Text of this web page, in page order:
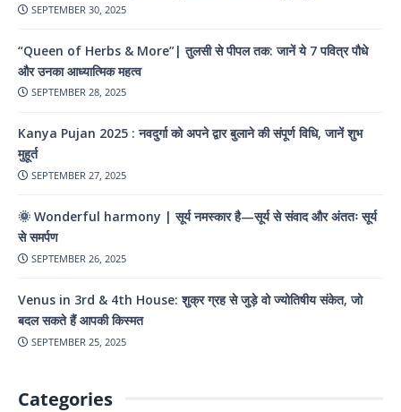
SEPTEMBER 30, 2025
“Queen of Herbs & More”| तुलसी से पीपल तक: जानें ये 7 पवित्र पौधे
और उनका आध्यात्मिक महत्व
SEPTEMBER 28, 2025
Kanya Pujan 2025 : नवदुर्गा को अपने द्वार बुलाने की संपूर्ण विधि, जानें शुभ
मुहूर्त
SEPTEMBER 27, 2025
🌞 Wonderful harmony | सूर्य नमस्कार है—सूर्य से संवाद और अंततः सूर्य
से समर्पण
SEPTEMBER 26, 2025
Venus in 3rd & 4th House: शुक्र ग्रह से जुड़े वो ज्योतिषीय संकेत, जो
बदल सकते हैं आपकी किस्मत
SEPTEMBER 25, 2025
Categories